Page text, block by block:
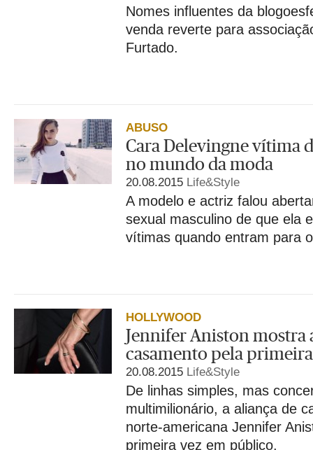
Nomes influentes da
venda reverte para
Furtado.
ABUSO
Cara Delevingne vítima
no mundo da moda
20.08.2015 Life&Style
A modelo e actriz falou
sexual masculino de que ela
vítimas quando entram para
HOLLYWOOD
Jennifer Aniston mostra
casamento pela
20.08.2015 Life&Style
De linhas simples, mas
multimilionário, a aliança de
norte-americana Jennifer
primeira vez em público.